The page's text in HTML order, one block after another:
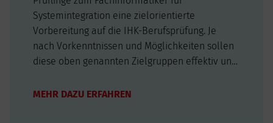
Systemintegration eine zielorientierte
Vorbereitung auf die IHK-Berufsprüfung. Je
nach Vorkenntnissen und Möglichkeiten sollen
diese oben genannten Zielgruppen effektiv und
Wissen, Fähigkeiten und Fertigkeiten festigen.
MEHR DAZU ERFAHREN